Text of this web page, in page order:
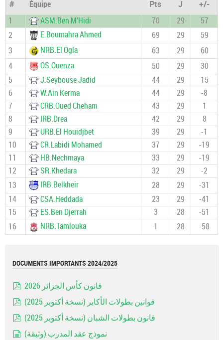
# Équipe Pts J
+/-
1
ASM.Ben M’Hidi 70 29
57
2
E.Boumahra Ahmed 69 29
59
3
NRB.El Ogla 63 29
60
4
OS.Ouenza 50 29
30
5
J.Seybouse Jadid 44 29
15
6
W.Ain Kerma 44 29
-8
7
CRB.Oued Cheham 43 29
1
8
IRB.Drea 42 29
8
9
URB.El Houidjbet 39 29
-1
10
CR.Labidi Mohamed 37 29
-19
11
HB.Nechmaya 33 29
-19
12
SR.Khedara 32 29
-2
13
IRB.Belkheir 28 29
-31
14
CSA.Heddada 23 29
-41
15
ES.Ben Djerrah 3 28
-51
16
NRB.Tamlouka 1 28 -58
DOCUMENTS IMPORTANTS 2024/2025
قانون كأس الجزائر 2026
قوانين بطولات الأكابر (نسخة أكتوبر 2025)
قانون بطولات الشبان (نسخة أكتوبر 2025)
نموذج عقد المدرب (وثيقة)